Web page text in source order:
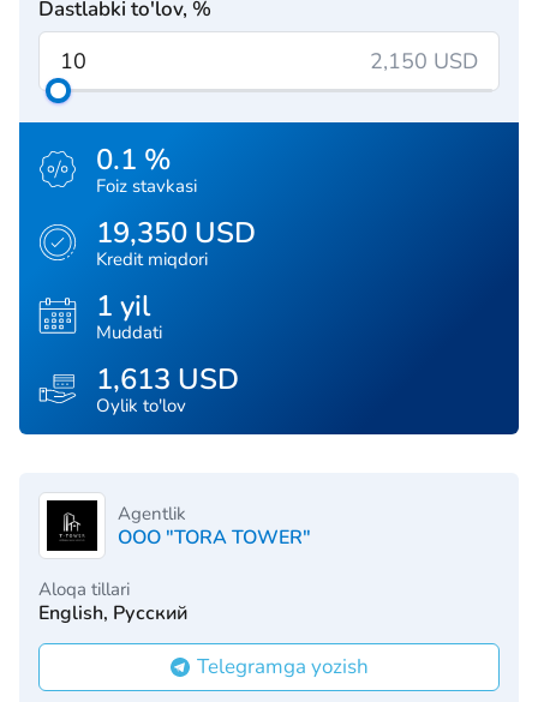
Dastlabki to'lov, %
2,150 USD
0.1 %
Foiz stavkasi
19,350 USD
Kredit miqdori
1 yil
Muddati
1,613 USD
Oylik to'lov
Agentlik
OOO "TORA TOWER"
Aloqa tillari
English, Русский
Telegramga yozish